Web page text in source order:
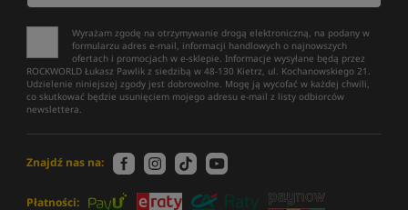
Wyrażam zgodę na otrzymywanie drogą elektroniczną, na podany w
formularzu adres e-mail, informacji handlowych o najnowszych
ofertach i promocjach w e-sklepie. Informacje wysyłane będą przez
ROCKWORLD Łukasz Pawlik z siedzibą w 48-130 Kietrz, ul. Kochanowskiego 21.
Udzielenie niniejszej zgody jest dobrowolne. Mogę ją wycofać w każdej chwili,
co skutkować będzie usunięciem mojego adresu e-mail z listy odbiorców
newslettera.
Znajdź nas na:
Płatności: